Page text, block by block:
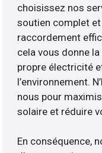
choisissez nos
soutien complet
raccordement
cela vous donne
propre électricité
l’environnement.
nous pour
solaire et réduire
En conséquence,